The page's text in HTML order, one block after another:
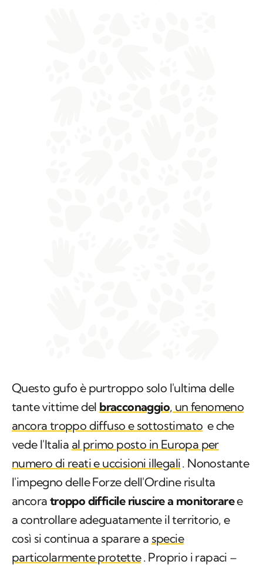
Questo gufo è purtroppo solo l'ultima delle
tante vittime del bracconaggio, un fenomeno
ancora troppo diffuso e sottostimato e che
vede l'Italia al primo posto in Europa per
numero di reati e uccisioni illegali. Nonostante
l'impegno delle Forze dell'Ordine risulta
ancora troppo difficile riuscire a monitoraree
a controllare adeguatamente il territorio, e
così si continua a sparare a specie
particolarmente protette. Proprio i rapaci –